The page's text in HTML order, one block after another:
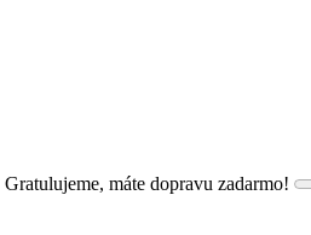
Gratulujeme, máte dopravu zadarmo!